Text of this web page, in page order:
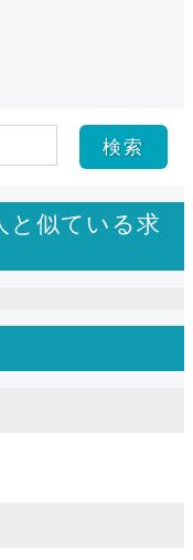
と似ている求